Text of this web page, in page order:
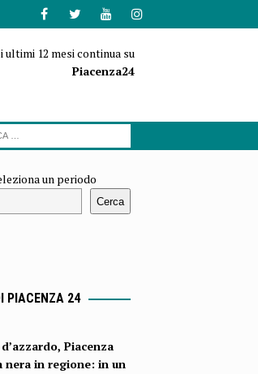
12 mesi continua su
Piacenza24
un periodo
Cerca
PIACENZA 24
Piacenza
nera in regione: in un